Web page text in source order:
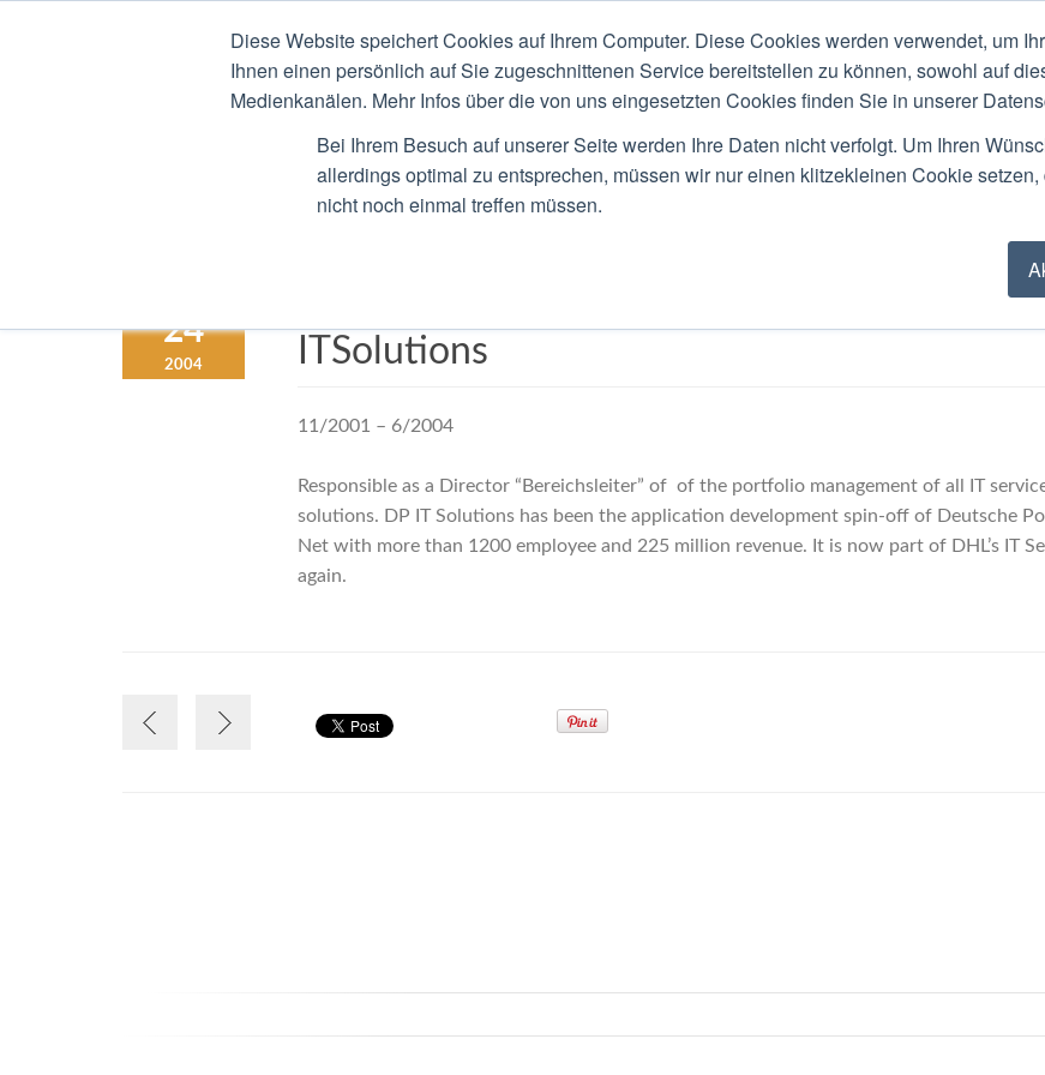
Diese Website speichert Cookies auf Ihrem Computer. Diese Cookies werden verwendet, um
Ihnen einen persönlich auf Sie zugeschnittenen Service bereitstellen zu können, sowohl auf
Medienkanälen. Mehr Infos über die von uns eingesetzten Cookies finden Sie in unserer
Bei Ihrem Besuch auf unserer Seite werden Ihre Daten nicht verfolgt. Um Ihren
allerdings optimal zu entsprechen, müssen wir nur einen klitzekleinen Cookie
nicht noch einmal treffen müssen.
STEFAN RIED CV BACKGROUND PUBLIC SPEAKING
Blog
24
2004
ITSolutions
11/2001 – 6/2004
Responsible as a Director “Bereichsleiter” of of the portfolio management of all IT
solutions. DP IT Solutions has been the application development spin-off of Deutsche
Net with more than 1200 employee and 225 million revenue. It is now part of DHL’s IT
again.